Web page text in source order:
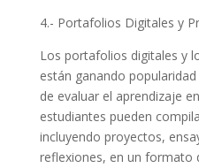
4.- Portafolios Digitales y
Los portafolios digitales y
están ganando
de evaluar el aprendizaje
estudiantes pueden
incluyendo proyectos,
reflexiones, en un formato